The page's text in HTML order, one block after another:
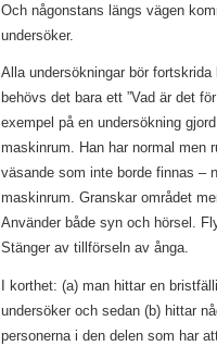
Och någonstans längs vägen
undersöker.
Alla undersökningar bör
behövs det bara ett ”Vad är det
exempel på en undersökning
maskinrum. Han har normal men
väsande som inte borde finnas –
maskinrum. Granskar området
Använder både syn och hörsel.
Stänger av tillförseln av ånga.
I korthet: (a) man hittar en
undersöker och sedan (b) hittar
personerna i den delen som har